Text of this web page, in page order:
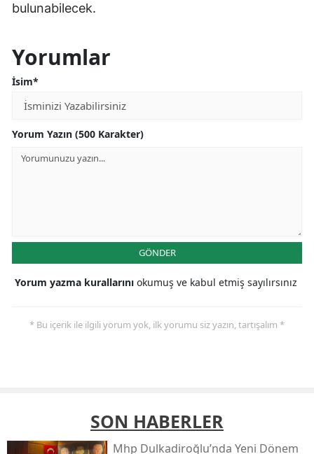
bulunabilecek.
Yorumlar
İsim*
Yorum Yazın (500 Karakter)
GÖNDER
Yorum yazma kurallarını okumuş ve kabul etmiş sayılırsınız
* Bu içerik ile ilgili yorum yok, ilk yorumu siz yazın, tartışalım *
SON HABERLER
Mhp Dulkadiroğlu’nda Yeni Dönem